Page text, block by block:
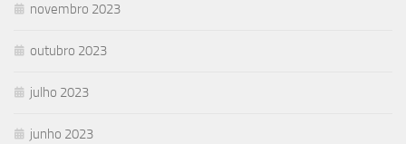
novembro 2023
outubro 2023
julho 2023
junho 2023